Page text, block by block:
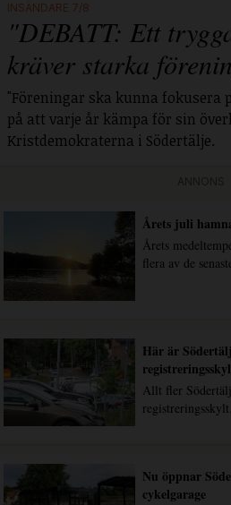
INSÄNDARE 7/8
"DEBATT: Ett
kräver starka
"Föreningar ska kunna fokusera
på att varje år kämpa för sin
Kristdemokraterna i Södertälje.
Årets juli
Årets
flera av de
Här är
Allt fler
registreringsskylt.
Nu öppnar
cykelgarage